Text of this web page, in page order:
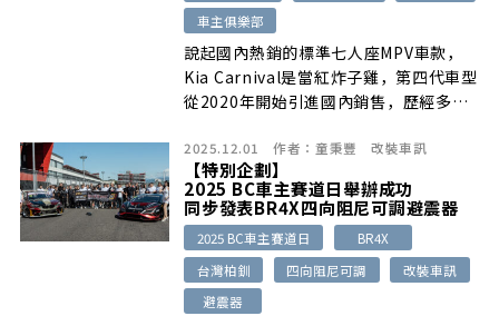
車主俱樂部
說起國內熱銷的標準七人座MPV車款，
Kia Carnival是當紅炸子雞，第四代車型
從2020年開始引進國內銷售，歷經多年
質感，目前在國內已擁有龐大的車主數
量，而為了讓大家能以車會友，國內
Carnival最大FB社團- KIA All new
Carnival (KA4) Club Taiwan，特別於
日前舉辦全國車聚活動。
2025.12.01 作者： 童秉豐 改裝車訊
【特別企劃】
2025 BC車主賽道日舉辦成功
同步發表BR4X四向阻尼可調避震器
2025 BC車主賽道日
BR4X
台灣柏釧
四向阻尼可調
改裝車訊
避震器